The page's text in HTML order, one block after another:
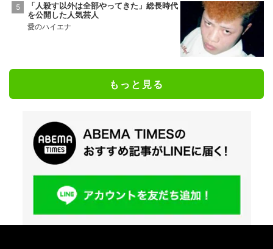
「人殺す以外は全部やってきた」総長時代
を公開した人気芸人
愛のハイエナ
もっと見る